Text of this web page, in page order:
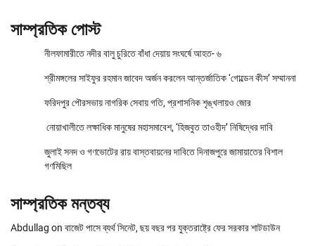
সাম্প্রতিক পোস্ট
নীলফামারীতে নদীর বালু চুরিতে বাঁধা দেয়ায় সংঘর্ষে আহত- ৬
শ্রীমঙ্গলের সাইফুর রহমান জাবেদ অর্জন করলেন আন্তর্জাতিক ‘গোল্ডেন কীস’ সম্মাননা
ফরিদপুর পৌরসভায় নাগরিক সেবায় গতি, প্রশাসনিক শৃঙ্খলায়ও জোর
নোয়াখালীতে লক্ষাধিক মানুষের মহাসমাবেশ, ‘হিজবুত তাওহীদ’ নিষিদ্ধের দাবি
জুলাই সনদ ও গণভোটের রায় বাস্তবায়নের দাবিতে দিনাজপুরে জামায়াতের বিশাল
গণমিছিল
সাম্প্রতিক মন্তব্য
Abdullag on বাজেট পাসে ব্যর্থ সিনেট, ছয় বছর পর যুক্তরাষ্ট্রে ফের সরকার শাটডাউন